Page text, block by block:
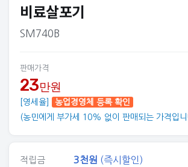
비료살포기
SM740B
판매가격
23만원
[영세율]
농업경영체 등록 확인
(농민에게 부가세 10% 없이 판매되는 가격입
적립금 3천원 (즉시할인)